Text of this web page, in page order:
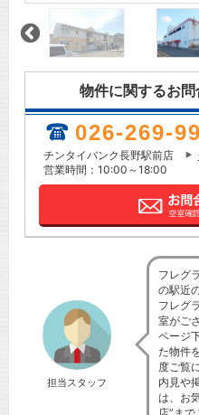
物件に関するお
026-269-
チンタイバンク長野駅前店
営業時間：10:00～18:00
担当スタッフ
フレグ
の駅近
フレグ
室がご
ページ
た物件
度ご覧
内見や
は、お